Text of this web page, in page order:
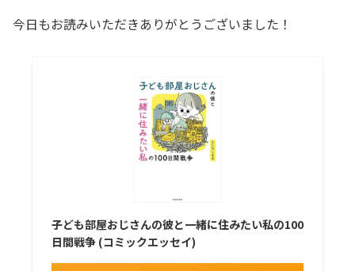
今日もお読みいただきありがとうございました！
子ども部屋おじさんの彼と一緒に住みたい私の100
日間戦争 (コミックエッセイ)